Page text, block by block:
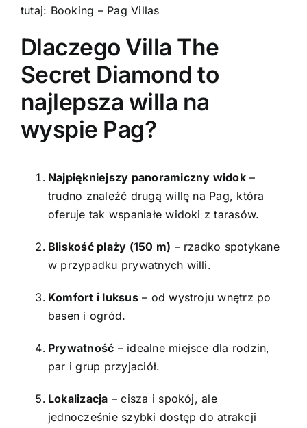
tutaj: Booking – Pag Villas
Dlaczego Villa The
Secret Diamond to
najlepsza willa na
wyspie Pag?
Najpiękniejszy panoramiczny widok–
trudno znaleźć drugą willę na Pag, która
oferuje tak wspaniałe widoki z tarasów.
Bliskość plaży (150 m) – rzadko spotykane
w przypadku prywatnych willi.
Komfort i luksus– od wystroju wnętrz po
basen i ogród.
Prywatność – idealne miejsce dla rodzin,
par i grup przyjaciół.
Lokalizacja – cisza i spokój, ale
jednocześnie szybki dostęp do atrakcji